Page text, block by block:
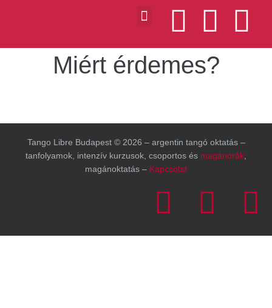
Miért érdemes?
Tango Libre Budapest © 2026 – argentin tangó oktatás –
tanfolyamok, intenzív kurzusok, csoportos és magánórák
magánoktatás – Kapcsolat